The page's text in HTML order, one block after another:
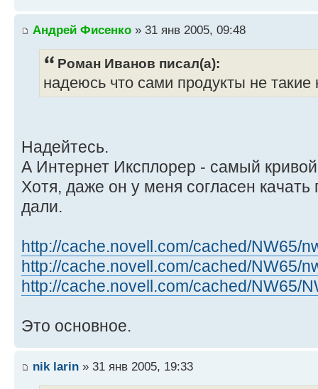
Андрей Фисенко » 31 янв 2005, 09:48
Роман Иванов писал(а):
надеюсь что сами продукты не такие
Надейтесь.
А Интернет Иксплорер - самый
Хотя, даже он у меня согласен
дали.
http://cache.novell.com/cached/NW65/
http://cache.novell.com/cached/NW65/
http://cache.novell.com/cached/NW65/
Это основное.
nik larin » 31 янв 2005, 19:33